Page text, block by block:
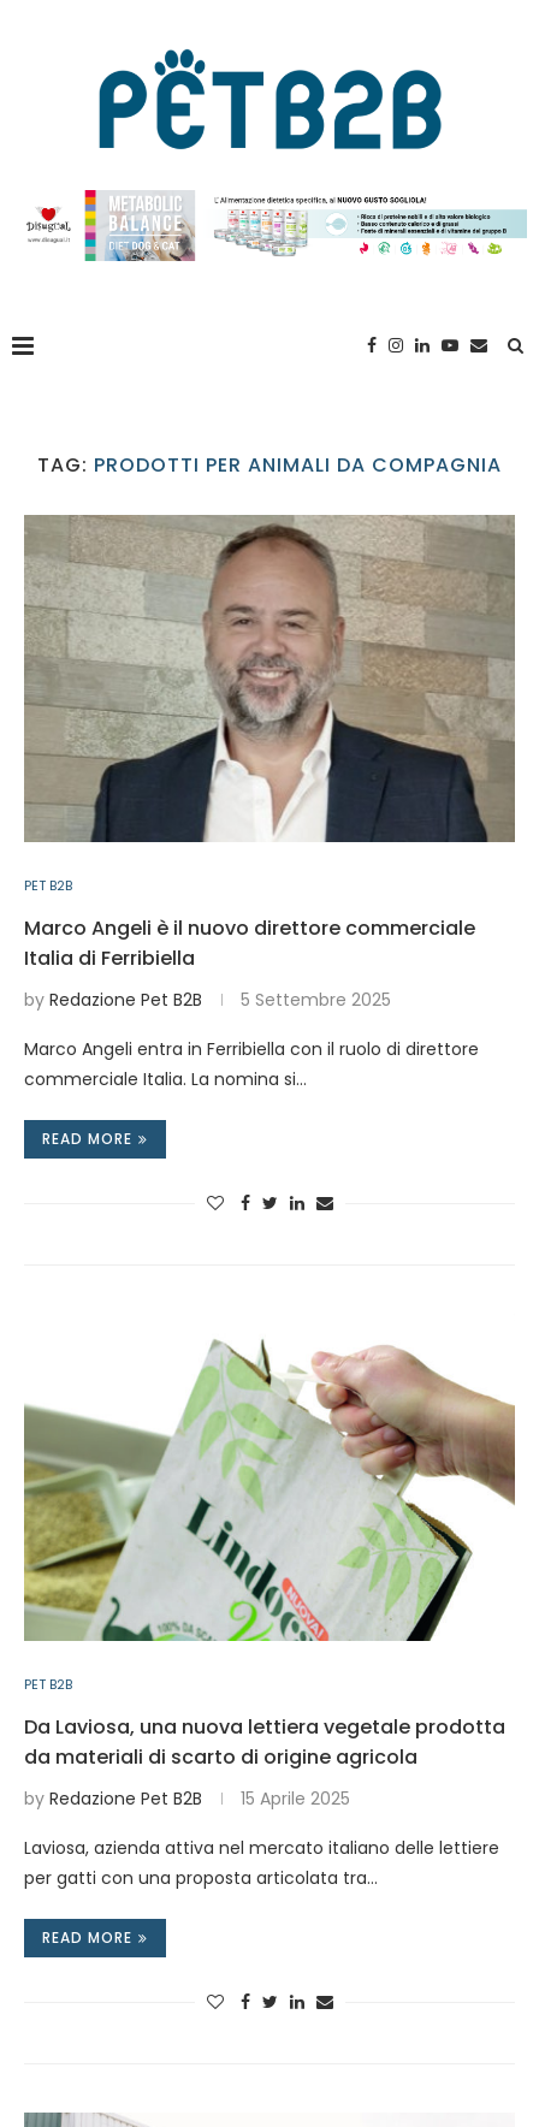
TAG: PRODOTTI PER ANIMALI DA COMPAGNIA
PET B2B
Marco Angeli è il nuovo direttore commerciale
Italia di Ferribiella
by Redazione Pet B2B 5 Settembre 2025
Marco Angeli entra in Ferribiella con il ruolo di direttore
commerciale Italia. La nomina si…
READ MORE
PET B2B
Da Laviosa, una nuova lettiera vegetale prodotta
da materiali di scarto di origine agricola
by Redazione Pet B2B 15 Aprile 2025
Laviosa, azienda attiva nel mercato italiano delle lettiere
per gatti con una proposta articolata tra…
READ MORE